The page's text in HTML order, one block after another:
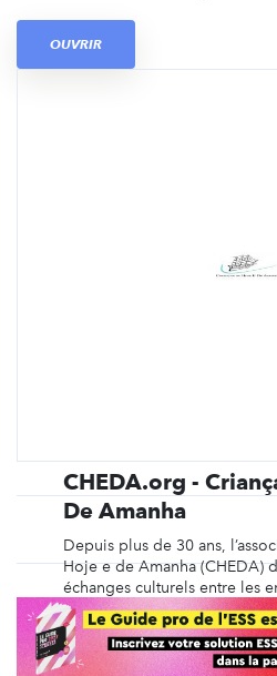
OUVRIR
CHEDA.org -
De Amanha
Depuis plus de 30 ans,
Hoje e de Amanha (CHEDA)
échanges culturels entre les
français, apporte une aide aux
et promeut la culture
différentes actions et projets.